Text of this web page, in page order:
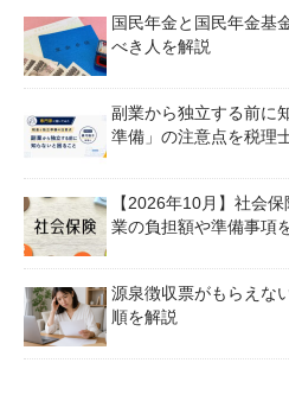
国民年金と国民年金基
べき人を解説
副業から独立する前に
準備」の注意点を税理
【2026年10月】社会
業の負担額や準備事項
源泉徴収票がもらえな
順を解説